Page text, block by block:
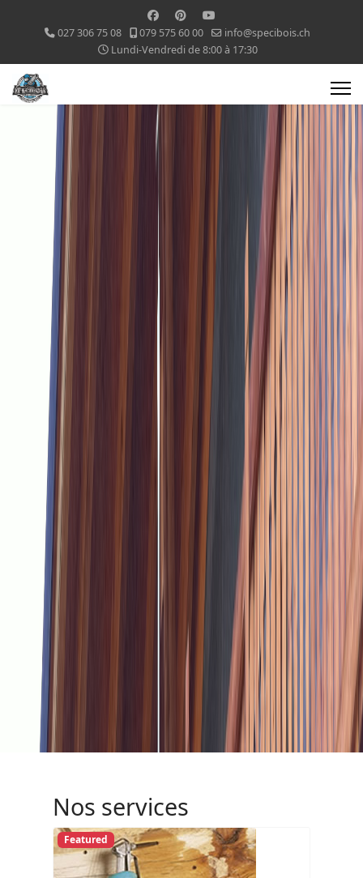
027 306 75 08 079 575 60 00
info@specibois.ch
Lundi-Vendredi de 8:00 à 17:30
Nos services
Featured